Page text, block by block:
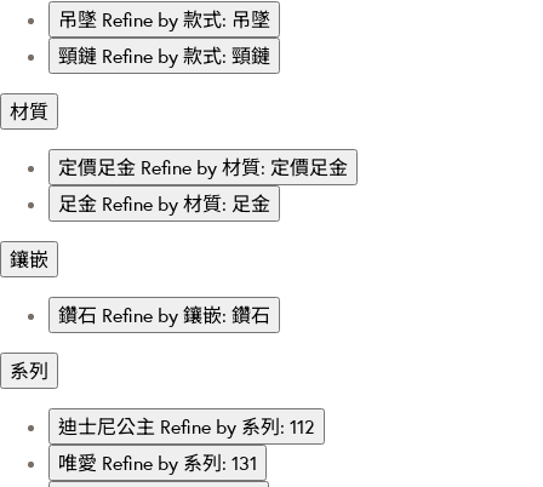
吊墜 Refine by 款式: 吊墜
頸鏈 Refine by 款式: 頸鏈
材質
定價足金 Refine by 材質: 定價足金
足金 Refine by 材質: 足金
鑲嵌
鑽石 Refine by 鑲嵌: 鑽石
系列
迪士尼公主 Refine by 系列: 112
唯愛 Refine by 系列: 131